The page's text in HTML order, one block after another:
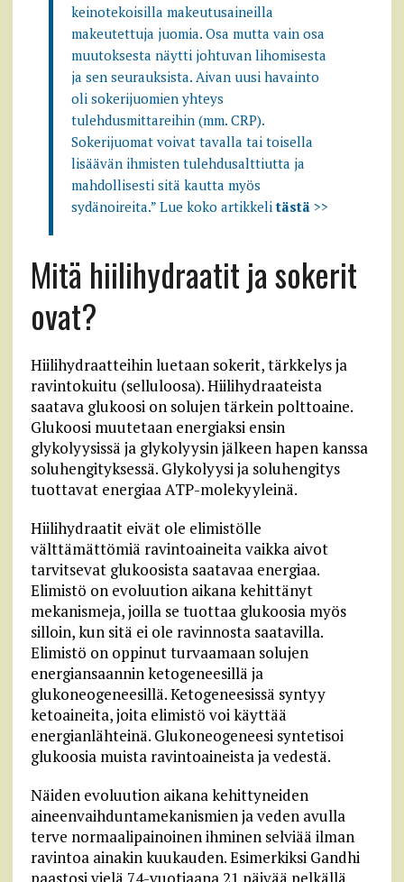
keinotekoisilla makeutusaineilla
makeutettuja juomia. Osa mutta vain osa
muutoksesta näytti johtuvan lihomisesta
ja sen seurauksista. Aivan uusi havainto
oli sokerijuomien yhteys
tulehdusmittareihin (mm. CRP).
Sokerijuomat voivat tavalla tai toisella
lisäävän ihmisten tulehdusalttiutta ja
mahdollisesti sitä kautta myös
sydänoireita.” Lue koko artikkelitästä>>
Mitä hiilihydraatit ja sokerit
ovat?
Hiilihydraatteihin luetaan sokerit, tärkkelys ja
ravintokuitu (selluloosa). Hiilihydraateista
saatava glukoosi on solujen tärkein polttoaine.
Glukoosi muutetaan energiaksi ensin
glykolyysissä ja glykolyysin jälkeen hapen kanssa
soluhengityksessä. Glykolyysi ja soluhengitys
tuottavat energiaa ATP-molekyyleinä.
Hiilihydraatit eivät ole elimistölle
välttämättömiä ravintoaineita vaikka aivot
tarvitsevat glukoosista saatavaa energiaa.
Elimistö on evoluution aikana kehittänyt
mekanismeja, joilla se tuottaa glukoosia myös
silloin, kun sitä ei ole ravinnosta saatavilla.
Elimistö on oppinut turvaamaan solujen
energiansaannin ketogeneesillä ja
glukoneogeneesillä. Ketogeneesissä syntyy
ketoaineita, joita elimistö voi käyttää
energianlähteinä. Glukoneogeneesi syntetisoi
glukoosia muista ravintoaineista ja vedestä.
Näiden evoluution aikana kehittyneiden
aineenvaihduntamekanismien ja veden avulla
terve normaalipainoinen ihminen selviää ilman
ravintoa ainakin kuukauden. Esimerkiksi Gandhi